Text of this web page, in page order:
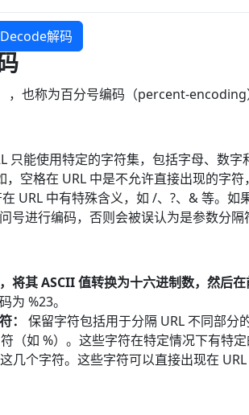
解码
，也称为百分号编码（percent-
只能使用特定的字符集，包括字母、数
，空格在 URL 中是不允许直接出现的字符
URL 中有特殊含义，如 /、?、& 等。
号进行编码，否则会被误认为是参数分隔
将其 ASCII 值转换为十六进制数，然后在
为 %23。
：
保留字符包括用于分隔 URL 不同部
（如 %）。这些字符在特定情况下有特
几个字符。这些字符可以直接出现在 URL